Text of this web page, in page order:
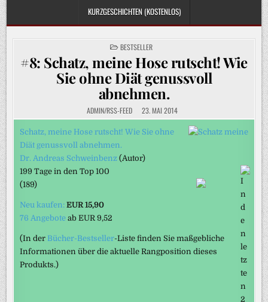
KURZGESCHICHTEN (KOSTENLOS)
POSTED
IN
BESTSELLER
#8: Schatz, meine Hose rutscht! Wie
Sie ohne Diät genussvoll
abnehmen.
ADMIN/RSS-FEED 23. MAI 2014
Schatz, meine Hose rutscht! Wie Sie ohne
Diät genussvoll abnehmen.
Dr. Andreas Schweinbenz (Autor)
199 Tage in den Top 100
(189)
Neu kaufen:EUR 15,90
76 Angebote abEUR 9,52
(In der Bücher-Bestseller-Liste finden Sie maßgebliche
Informationen über die aktuelle Rangposition dieses
Produkts.)